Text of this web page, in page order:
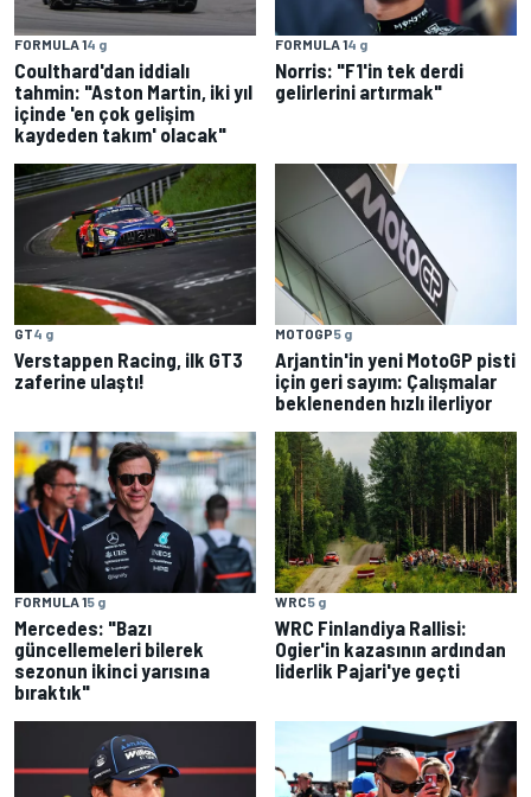
FORMULA 14 g
Coulthard'dan iddialı
tahmin: "Aston Martin, iki yıl
içinde 'en çok gelişim
kaydeden takım' olacak"
FORMULA 14 g
Norris: "F1'in tek derdi
gelirlerini artırmak"
GT4 g
Verstappen Racing, ilk GT3
zaferine ulaştı!
MOTOGP5 g
Arjantin'in yeni MotoGP pisti
için geri sayım: Çalışmalar
beklenenden hızlı ilerliyor
FORMULA 15 g
Mercedes: "Bazı
güncellemeleri bilerek
sezonun ikinci yarısına
bıraktık"
WRC5 g
WRC Finlandiya Rallisi:
Ogier'in kazasının ardından
liderlik Pajari'ye geçti